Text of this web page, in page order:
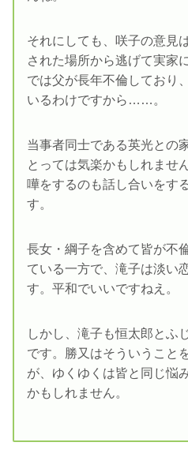
それにしても、咲子の意見
された場所から逃げて実家
では父が長年不倫しており
いるわけですから……。
当事者同士である英光との
とっては気楽かもしれませ
嘩をするのも話し合いをす
す。
長女・綱子を含めて皆が不
ている一方で、滝子は淡い
す。平和でいいですねえ。
しかし、滝子も恒太郎とふ
です。勝又はそういうこと
が、ゆくゆくは皆と同じ悩
かもしれません。